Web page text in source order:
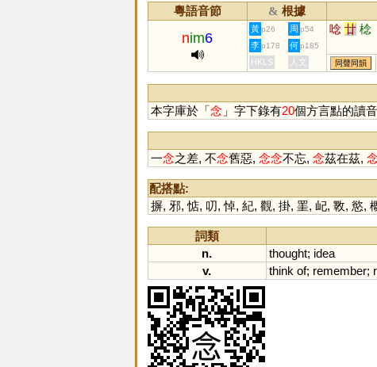
粵語音節 & 根據
nim6
黃 p26 周 p54 唸 廿 棯
李 p178 何 p185
HKLS 人文 同聲同韻
本字庫於「念 」字下錄有20個方言點的讀音
一念之差, 不念舊惡, 念念不忘, 念茲在茲, 念
配搭點:
摒, 邪,惦, 叨,悼, 紀, 觀, 掛, 罣, 屺, 斁, 慾,
詞類
n.
thought; idea
v.
think of; remember;